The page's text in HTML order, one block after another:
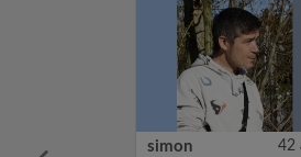
simon 42